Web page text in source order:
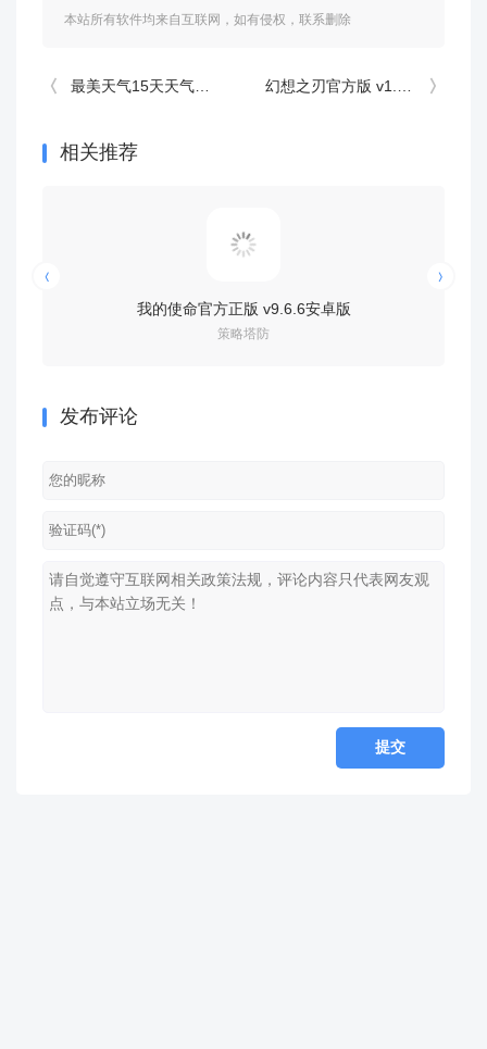
本站所有软件均来自互联网，如有侵权，联系删除
最美天气15天天气预报查询 v9.3.2安卓版 幻想之刃官方版 v1.5.10安卓版
相关推荐
我的使命官方正版 v9.6.6安卓版
策略塔防
发布评论